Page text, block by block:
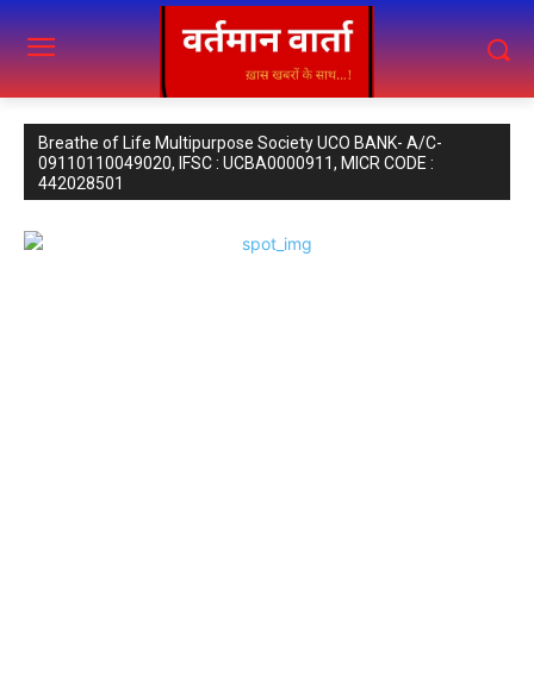
Breathe of Life Multipurpose Society UCO BANK- A/C-
09110110049020, IFSC : UCBA0000911, MICR CODE :
442028501